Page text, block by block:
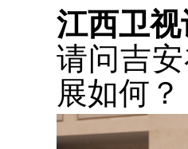
江西卫
请问吉
展如何？